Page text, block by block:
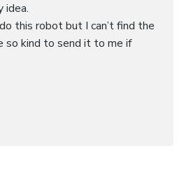
idea.
this robot but I can’t find the
so kind to send it to me if